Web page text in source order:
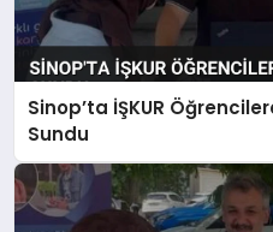
Sinop’ta İŞKUR
Sundu